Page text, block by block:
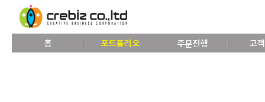
홈 포트폴리오 주문진행 고
Sketchbook5, 스케치북5